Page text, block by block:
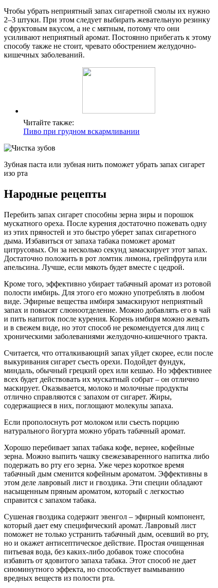
Чтобы убрать неприятный запах сигаретной смолы их нужно
2–3 штуки. При этом следует выбирать жевательную резинку
с фруктовым вкусом, а не с мятным, потому что они
усиливают неприятный аромат. Постоянно прибегать к этому
способу также не стоит, чревато обострением желудочно-
кишечных заболеваний.
Читайте также:
Пиво при грудном вскармливании
Зубная паста или зубная нить поможет убрать запах сигарет
изо рта
Народные рецепты
Перебить запах сигарет способны зерна зиры и порошок
мускатного ореха. После курения достаточно пожевать одну
из этих пряностей и это быстро уберет запах сигаретного
дыма. Избавиться от запаха табака поможет аромат
цитрусовых. Он за несколько секунд замаскирует этот запах.
Достаточно положить в рот ломтик лимона, грейпфрута или
апельсина. Лучше, если мякоть будет вместе с цедрой.
Кроме того, эффективно убирает табачный аромат из ротовой
полости имбирь. Для этого его можно употреблять в любом
виде. Эфирные вещества имбиря замаскируют неприятный
запах и повысят слюноотделение. Можно добавлять его в чай
и пить напиток после курения. Корень имбиря можно жевать
и в свежем виде, но этот способ не рекомендуется для лиц с
хроническими заболеваниями желудочно-кишечного тракта.
Считается, что отталкивающий запах уйдет скорее, если после
выкуривания сигарет съесть орехи. Подойдет фундук,
миндаль, обычный грецкий орех или кешью. Но эффективнее
всех будет действовать их мускатный собрат – он отлично
маскирует. Оказывается, молоко и молочные продукты
отлично справляются с запахом от сигарет. Жиры,
содержащиеся в них, поглощают молекулы запаха.
Если прополоснуть рот молоком или съесть порцию
натурального йогурта можно убрать табачный аромат.
Хорошо перебивает запах табака кофе, вернее, кофейные
зерна. Можно выпить чашку свежезаваренного напитка либо
подержать во рту его зерна. Уже через короткое время
табачный дым сменится кофейным ароматом. Эффективны в
этом деле лавровый лист и гвоздика. Эти специи обладают
насыщенным пряным ароматом, который с легкостью
справится с запахом табака.
Сушеная гвоздика содержит эвенгол – эфирный компонент,
который дает ему специфический аромат. Лавровый лист
поможет не только устранить табачный дым, осевший во рту,
но и окажет антисептическое действие. Простая очищенная
питьевая вода, без каких-либо добавок тоже способна
избавить от ядовитого запаха табака. Этот способ не дает
сиюминутного эффекта, но способствует вымыванию
вредных веществ из полости рта.